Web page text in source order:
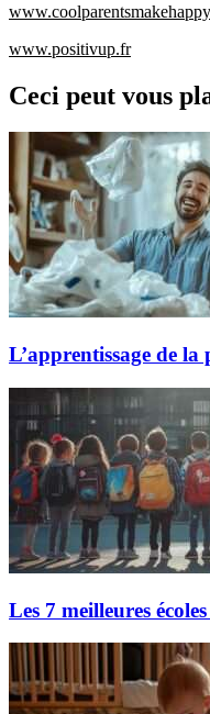
www.positivup.fr
Ceci peut vous
L’apprentissage de
Les 7 meilleures